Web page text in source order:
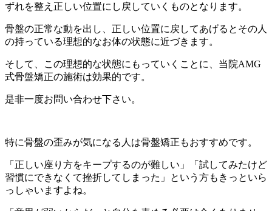
ずれを整え正しい位置にし戻していくものとなります。
骨盤の正常な動を出し、正しい位置に戻してあげるとその人
の持っている理想的なお体の状態に近づきます。
そして、この理想的な状態にもっていくことに、当院AMG
式骨盤矯正の施術は効果的です。
是非一度お問い合わせ下さい。
特に骨盤の歪みが気になる人は骨盤矯正もおすすめです。
「正しい座り方をキープするのが難しい」「試してみたけど
習慣にできなくて挫折してしまった」という方もきっといら
っしゃいますよね。